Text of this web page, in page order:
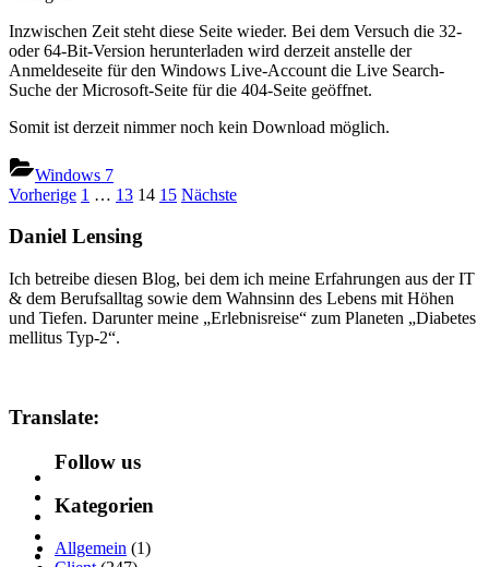
stark
überfordert
Inzwischen Zeit steht diese Seite wieder. Bei dem Versuch die 32-
oder 64-Bit-Version herunterladen wird derzeit anstelle der
Anmeldeseite für den Windows Live-Account die Live Search-
Suche der Microsoft-Seite für die 404-Seite geöffnet.
Somit ist derzeit nimmer noch kein Download möglich.
Windows 7
Seitennummerierung
der
Vorherige 1 … 13 14 15 Nächste
Daniel Lensing
Ich betreibe diesen Blog, bei dem ich meine Erfahrungen aus der IT
& dem Berufsalltag sowie dem Wahnsinn des Lebens mit Höhen
und Tiefen. Darunter meine „Erlebnisreise“ zum Planeten „Diabetes
mellitus Typ-2“.
Translate:
Follow us
Kategorien
Allgemein (1)